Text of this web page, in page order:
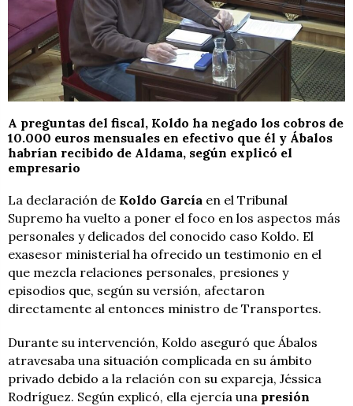
A preguntas del fiscal, Koldo ha negado los cobros de
10.000 euros mensuales en efectivo que él y Ábalos
habrían recibido de Aldama, según explicó el
empresario
La declaración de Koldo García en el Tribunal
Supremo ha vuelto a poner el foco en los aspectos más
personales y delicados del conocido caso Koldo. El
exasesor ministerial ha ofrecido un testimonio en el
que mezcla relaciones personales, presiones y
episodios que, según su versión, afectaron
directamente al entonces ministro de Transportes.
Durante su intervención, Koldo aseguró que Ábalos
atravesaba una situación complicada en su ámbito
privado debido a la relación con su expareja, Jéssica
Rodríguez. Según explicó, ella ejercía una presión